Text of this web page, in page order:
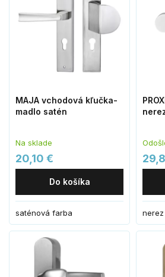
MAJA vchodová kľučka-
madlo satén
Na sklade
20,10 €
Do košíka
saténová farba nerez